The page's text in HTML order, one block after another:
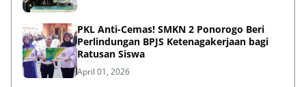
PKL Anti-Cemas! SMKN 2 Ponorogo Beri
Perlindungan BPJS Ketenagakerjaan bagi
Ratusan Siswa
April 01, 2026